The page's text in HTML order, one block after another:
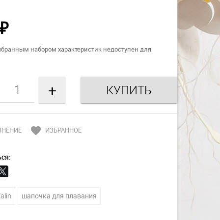
₽
набором характеристик недоступен для
+
favorite ИЗБРАННОЕ
шапочка для плавания